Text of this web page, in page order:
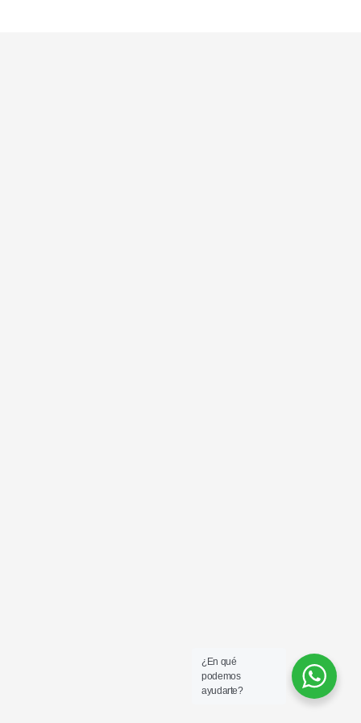
¿En qué
podemos
ayudarte?